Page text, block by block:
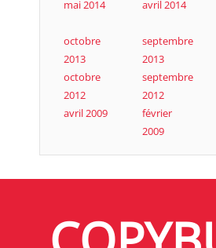
mai 2014
avril 2014
octobre
2013
septembre
2013
octobre
2012
septembre
2012
avril 2009
février
2009